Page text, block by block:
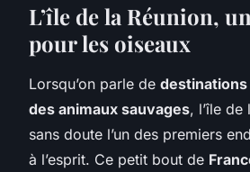
L’île de la Réunion,
pour les oiseaux
Lorsqu’on parle de
des animaux sauvages, l’île de
sans doute l’un des premiers
à l’esprit. Ce petit bout de